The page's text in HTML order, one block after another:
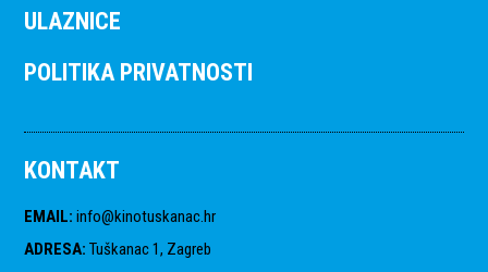
ULAZNICE
POLITIKA PRIVATNOSTI
KONTAKT
EMAIL: info@kinotuskanac.hr
ADRESA: Tuškanac 1, Zagreb